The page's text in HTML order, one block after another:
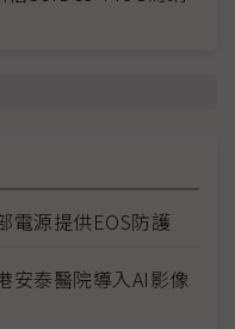
電源提供EOS防護
安泰醫院導入AI影像